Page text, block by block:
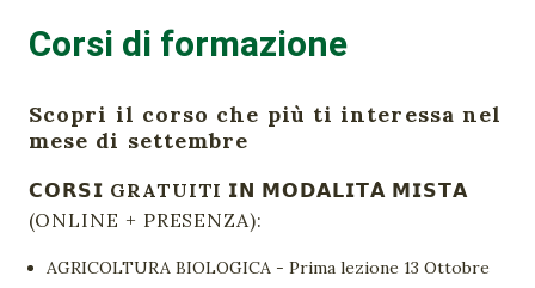
Corsi di formazione
Scopri il corso che più ti interessa nel
mese di settembre
𝗖𝗢𝗥𝗦𝗜 GRATUITI 𝗜𝗡 𝗠𝗢𝗗𝗔𝗟𝗜𝗧𝗔̀ 𝗠𝗜𝗦𝗧𝗔
(ONLINE + PRESENZA):
AGRICOLTURA BIOLOGICA - Prima lezione 13 Ottobre